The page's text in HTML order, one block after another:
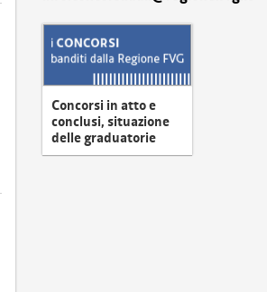
Concorsi in atto e
conclusi, situazione
delle graduatorie